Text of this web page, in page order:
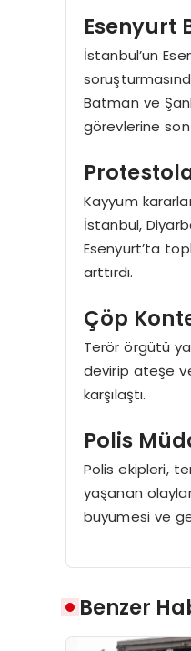
Esenyurt
İstanbul’un
Batman ve
görevlerine
Kayyum
İstanbul,
Esenyurt’ta
arttırdı.
Çöp
Terör örgütü
devirip ateşe
karşılaştı.
Polis
Polis ekipleri,
yaşanan
büyümesi ve
Benzer